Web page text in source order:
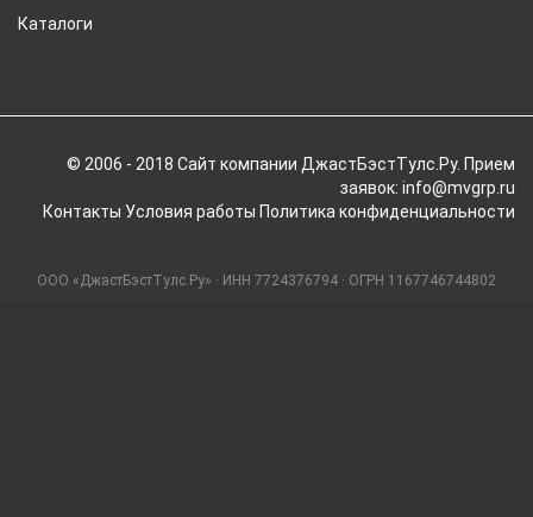
Каталоги
© 2006 - 2018 Cайт компании ДжастБэстТулс.Ру. Прием
заявок: info@mvgrp.ru
Контакты Условия работы Политика конфиденциальности
ООО «ДжастБэстТулс.Ру» · ИНН 7724376794 · ОГРН 1167746744802